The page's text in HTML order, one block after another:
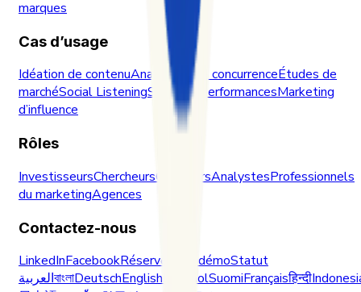
marques
Cas d’usage
Idéation de contenuAnalyse de la concurrenceÉtudes de
marchéSocial ListeningSuivi des performancesMarketing
d’influence
Rôles
InvestisseursChercheursCréateursAnalystesProfessionnels
du marketingAgences
Contactez-nous
LinkedInFacebookRéserver une démoStatut
العربيةবাংলাDeutschEnglish EspañolSuomiFrançaisहिन्दी